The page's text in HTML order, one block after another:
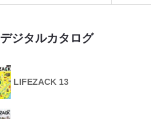
デジタルカタログ
LIFEZACK 13